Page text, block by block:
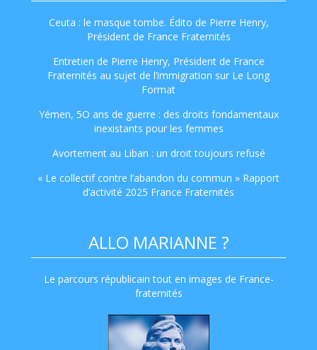
Ceuta : le masque tombe. Édito de Pierre Henry,
Président de France Fraternités
Entretien de Pierre Henry, Président de France
Fraternités au sujet de l’immigration sur Le Long
Format
Yémen, 5O ans de guerre : des droits fondamentaux
inexistants pour les femmes
Avortement au Liban : un droit toujours refusé
« Le collectif contre l’abandon du commun » Rapport
d’activité 2025 France Fraternités
ALLO MARIANNE ?
Le parcours républicain tout en images de France-
fraternités